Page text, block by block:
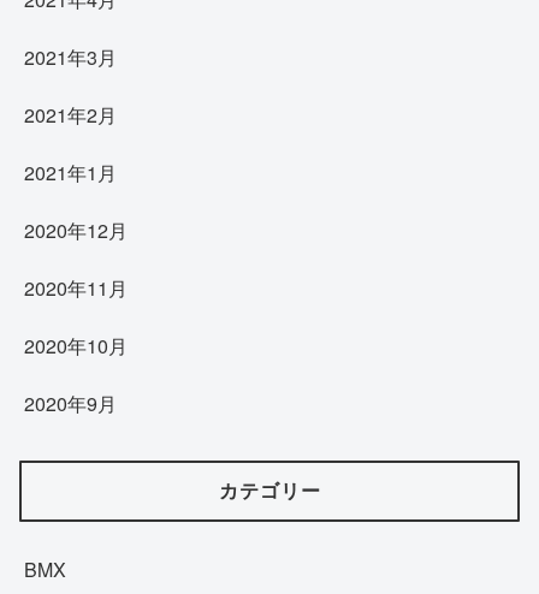
2021年3月
2021年2月
2021年1月
2020年12月
2020年11月
2020年10月
2020年9月
カテゴリー
BMX